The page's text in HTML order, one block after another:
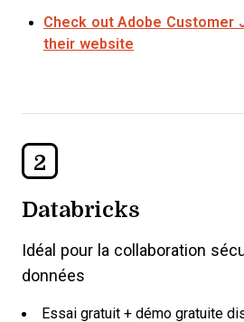
Check out Adobe Customer
their website
2
Databricks
Idéal pour la collaboration
données
Essai gratuit + démo gratuite